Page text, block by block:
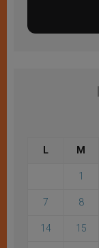
L M
1
7 8
14 15